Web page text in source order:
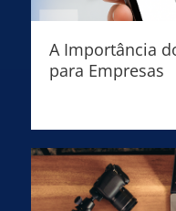
A Importância
para Empresas